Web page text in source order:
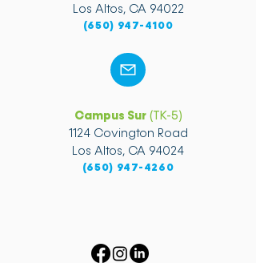
Los Altos, CA 94022
(650) 947-4100
Campus Sur (TK-5)
1124 Covington Road
Los Altos, CA 94024
(650) 947-4260